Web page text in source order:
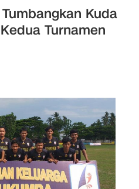
Kuda
Turnamen